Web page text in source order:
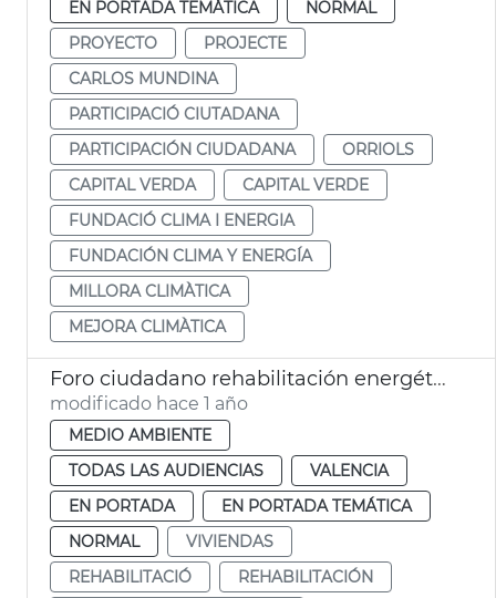
EN PORTADA TEMÁTICA
NORMAL
PROYECTO
PROJECTE
CARLOS MUNDINA
PARTICIPACIÓ CIUTADANA
PARTICIPACIÓN CIUDADANA
ORRIOLS
CAPITAL VERDA
CAPITAL VERDE
FUNDACIÓ CLIMA I ENERGIA
FUNDACIÓN CLIMA Y ENERGÍA
MILLORA CLIMÀTICA
MEJORA CLIMÀTICA
Foro ciudadano rehabilitación energética
modificado hace 1 año
MEDIO AMBIENTE
TODAS LAS AUDIENCIAS
VALENCIA
EN PORTADA
EN PORTADA TEMÁTICA
NORMAL
VIVIENDAS
REHABILITACIÓ
REHABILITACIÓN